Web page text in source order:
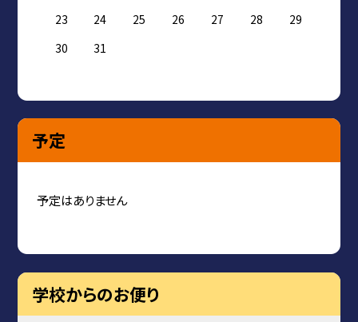
23
24 25 26 27 28
29
30
31
予定
予定はありません
学校からのお便り